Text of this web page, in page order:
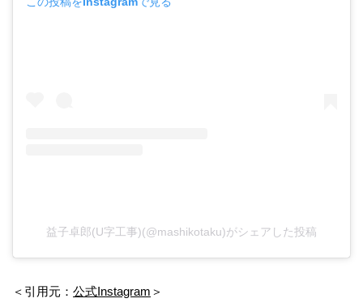
益子卓郎(U字工事)(@mashikotaku)がシェアした投稿
＜引用元： 公式Instagram ＞